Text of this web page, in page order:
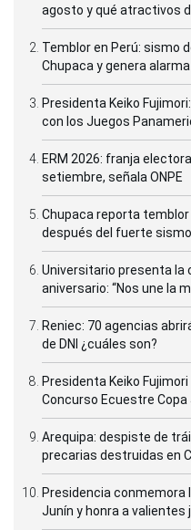
agosto y qué atractivos
Temblor en Perú: sismo
Chupaca y genera
Presidenta Keiko
con los Juegos
ERM 2026: franja
setiembre, señala ONPE
Chupaca reporta
después del fuerte
Universitario presenta la
aniversario: “Nos une la
Reniec: 70 agencias
de DNI ¿cuáles son?
Presidenta Keiko
Concurso Ecuestre Copa
Arequipa: despiste de
precarias destruidas en
Presidencia conmemora
Junín y honra a valientes